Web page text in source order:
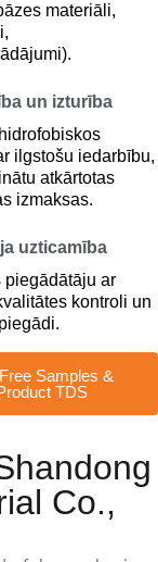
materiāli,
un izturība
ilgstošu iedarbību,
atkārtotas
izmaksas.
uzticamība
piegādātāju ar
kontroli un
Samples &
TDS
Co.,